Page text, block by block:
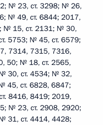
№ 23, ст. 3298; № 26,
№ 49, ст. 6844; 2017,
№ 15, ст. 2131; № 30,
5753; № 45, ст. 6579;
7314, 7315, 7316,
50; № 18, ст. 2565,
30, ст. 4534; № 32,
45, ст. 6828, 6847;
8416, 8419; 2019,
№ 23, ст. 2908, 2920;
31, ст. 4414, 4428;